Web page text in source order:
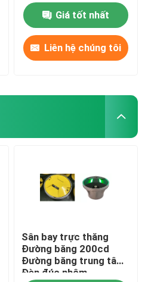
Giá tốt nhất
Liên hệ chúng tôi
Sân bay trực thăng
Đường băng 200cd
Đường băng trung tâm
Đèn đúc nhôm